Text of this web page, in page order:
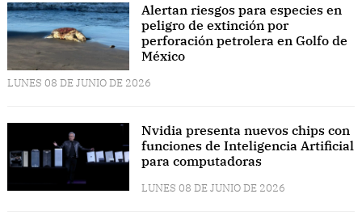
Alertan riesgos para especies en
peligro de extinción por
perforación petrolera en Golfo de
México
LUNES 08 DE JUNIO DE 2026
Nvidia presenta nuevos chips con
funciones de Inteligencia Artificial
para computadoras
LUNES 08 DE JUNIO DE 2026